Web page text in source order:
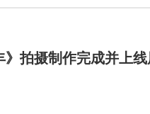
拍摄制作完成并上线